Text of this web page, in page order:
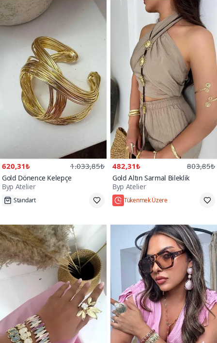
620,31₺ 1.033,85₺
Gold Dönence Kelepçe
Byp Atelier
Standart
482,31₺ 803,85₺
Gold Altın Sarmal Bileklik
Byp Atelier
Tükenmek Üzere